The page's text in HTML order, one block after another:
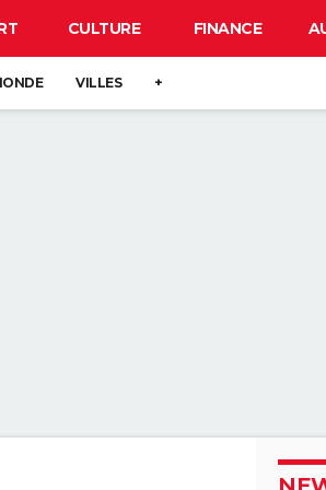
CULTURE FINANCE
VILLES +